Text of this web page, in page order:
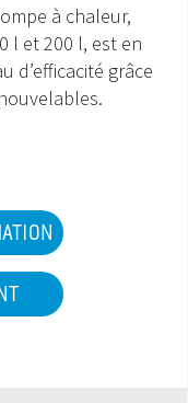
à chaleur,
l et 200 l, est en
d’efficacité grâce